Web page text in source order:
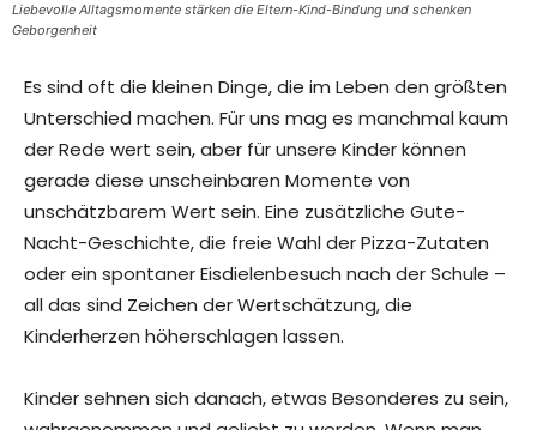
Liebevolle Alltagsmomente stärken die Eltern-Kind-Bindung und schenken
Geborgenheit
Es sind oft die kleinen Dinge, die im Leben den größten
Unterschied machen. Für uns mag es manchmal kaum
der Rede wert sein, aber für unsere Kinder können
gerade diese unscheinbaren Momente von
unschätzbarem Wert sein. Eine zusätzliche Gute-
Nacht-Geschichte, die freie Wahl der Pizza-Zutaten
oder ein spontaner Eisdielenbesuch nach der Schule –
all das sind Zeichen der Wertschätzung, die
Kinderherzen höherschlagen lassen.
Kinder sehnen sich danach, etwas Besonderes zu sein,